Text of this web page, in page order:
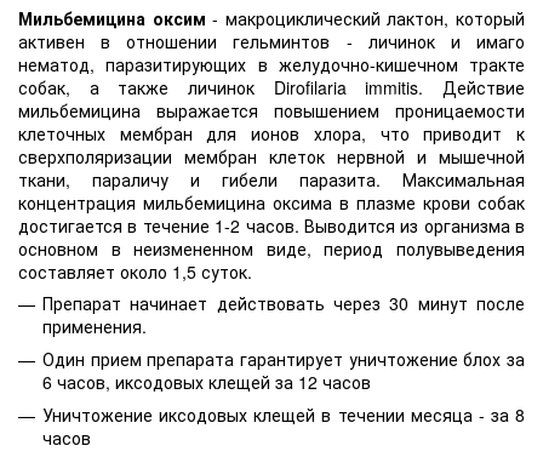
Мильбемицина оксим - макроциклический лактон, который
активен в отношении гельминтов - личинок и имаго
нематод, паразитирующих в желудочно-кишечном тракте
собак, а также личинок Dirofilaria immitis. Действие
мильбемицина выражается повышением проницаемости
клеточных мембран для ионов хлора, что приводит к
сверхполяризации мембран клеток нервной и мышечной
ткани, параличу и гибели паразита. Максимальная
концентрация мильбемицина оксима в плазме крови собак
достигается в течение 1-2 часов. Выводится из организма в
основном в неизмененном виде, период полувыведения
составляет около 1,5 суток.
Препарат начинает действовать через 30 минут после
применения.
Один прием препарата гарантирует уничтожение блох за
6 часов, иксодовых клещей за 12 часов
Уничтожение иксодовых клещей в течении месяца - за 8
часов